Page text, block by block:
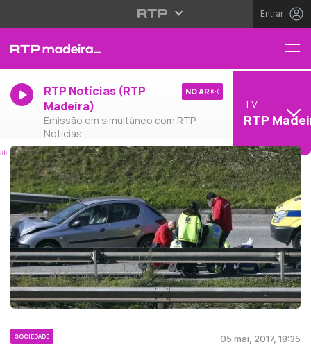
Entrar
RTP Notícias (RTP
Madeira)
Emissão em simultâneo com RTP
Notícias
NO AR
TV
RTP
SOCIEDADE 05 mai, 2017, 18:35